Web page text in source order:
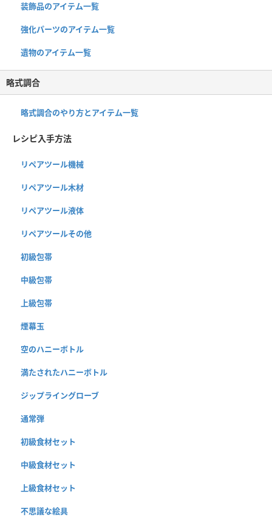
装飾品のアイテム一覧
強化パーツのアイテム一覧
遺物のアイテム一覧
略式調合
略式調合のやり方とアイテム一覧
レシピ入手方法
リペアツール機械
リペアツール木材
リペアツール液体
リペアツールその他
初級包帯
中級包帯
上級包帯
煙幕玉
空のハニーボトル
満たされたハニーボトル
ジップライングローブ
通常弾
初級食材セット
中級食材セット
上級食材セット
不思議な絵具